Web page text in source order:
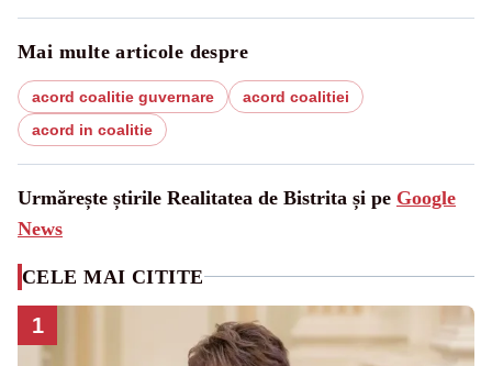
Mai multe articole despre
acord coalitie guvernare
acord coalitiei
acord in coalitie
Urmărește știrile Realitatea de Bistrita și pe Google
News
CELE MAI CITITE
1